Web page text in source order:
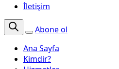
İletişim
Abone ol
Ana Sayfa
Kimdir?